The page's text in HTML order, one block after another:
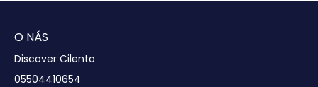
O NÁS
Discover Cilento
05504410654